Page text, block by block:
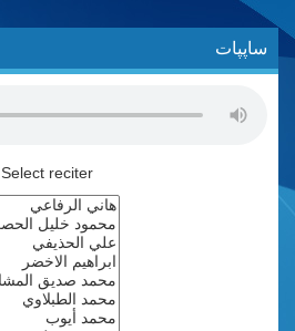
ساپپات
Select reciter